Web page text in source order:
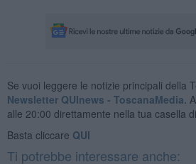
Se vuoi leggere le notizie principali della
Newsletter QUInews - ToscanaMedia.
alle 20:00 direttamente nella tua casella
Basta cliccare QUI
Ti potrebbe interessare anche: